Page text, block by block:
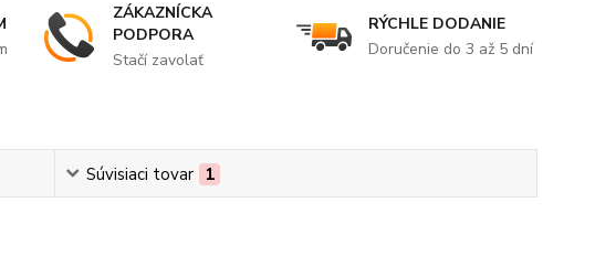
ZÁKAZNÍCKA
PODPORA
Stačí zavolať
RÝCHLE DODANIE
Doručenie do 3 až 5 dní
Súvisiaci tovar 1